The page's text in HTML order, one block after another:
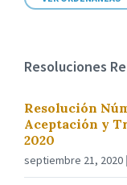
Resoluciones
Resolución
Aceptación y
2020
septiembre 21, 2020